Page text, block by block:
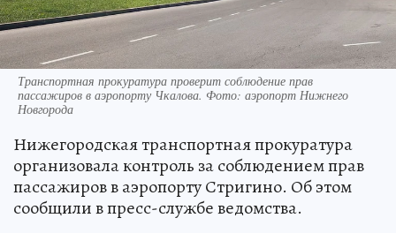
Транспортная прокуратура проверит соблюдение прав
пассажиров в аэропорту Чкалова. Фото: аэропорт Нижнего
Новгорода
Нижегородская транспортная прокуратура
организовала контроль за соблюдением прав
пассажиров в аэропорту Стригино. Об этом
сообщили в пресс-службе ведомства.